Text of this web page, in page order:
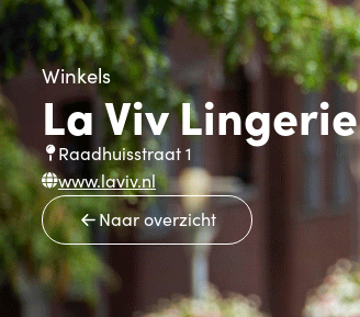
Winkels
La Viv Lingerie
Raadhuisstraat 1
www.laviv.nl
Naar overzicht